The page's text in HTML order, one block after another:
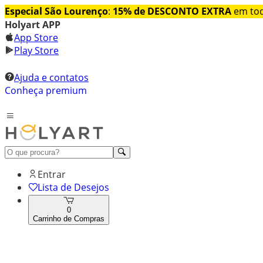
Especial São Lourenço: 15% de DESCONTO EXTRA em
Holyart APP
App Store
Play Store
Ajuda e contatos
Conheça premium
Entrar
Lista de Desejos
0
Carrinho de Compras